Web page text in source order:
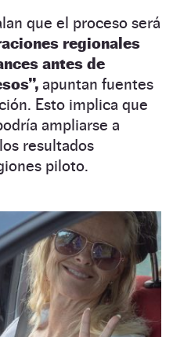
que el proceso será
regionales
antes de
apuntan fuentes
Esto implica que
ampliarse a
resultados
piloto.